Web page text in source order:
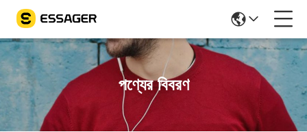
পণ্যের বিবরণ